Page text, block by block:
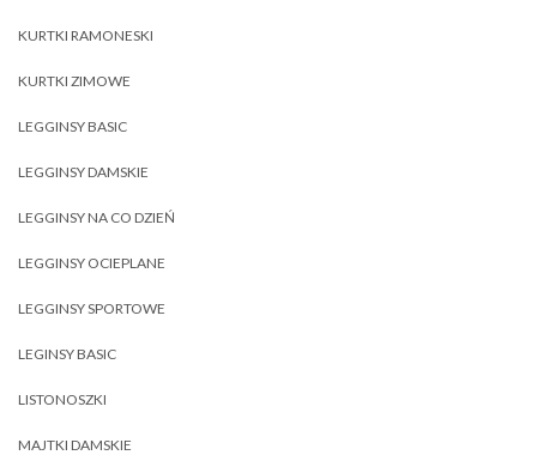
KURTKI RAMONESKI
KURTKI ZIMOWE
LEGGINSY BASIC
LEGGINSY DAMSKIE
LEGGINSY NA CO DZIEŃ
LEGGINSY OCIEPLANE
LEGGINSY SPORTOWE
LEGINSY BASIC
LISTONOSZKI
MAJTKI DAMSKIE